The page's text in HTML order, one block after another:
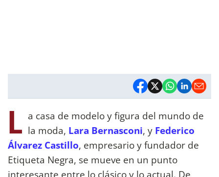
L a casa de modelo y figura del mundo de
la moda, Lara Bernasconi, y Federico
Álvarez Castillo, empresario y fundador de
Etiqueta Negra, se mueve en un punto
interesante entre lo clásico y lo actual. De